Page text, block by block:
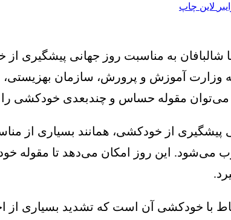
لاین چاپ
شالبافان به مناسبت روز جهانی پیشگیری
وزارت آموزش و پرورش، سازمان
مقوله حساس و چندبعدی خودکشی را
پیشگیری از خودکشی، همانند بسیاری از
این روز امکان می‌دهد تا مقوله
با خودکشی آن است که تشدید بسیاری از